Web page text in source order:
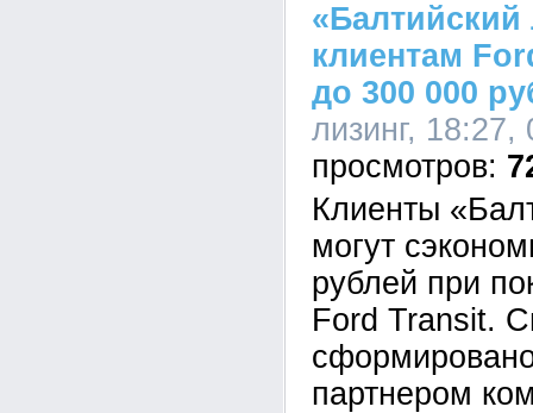
«Балтийский
клиентам
до 300 000
лизинг, 18:27,
Клиенты
могут
рублей при
Ford Transit.
партнером